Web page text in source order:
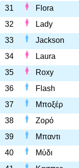
31
Flora
32
Lady
33
Jackson
34
Laura
35
Roxy
36
Flash
37
Μποξέρ
38
Ζορό
39
Μπαντι
40
Μύδι